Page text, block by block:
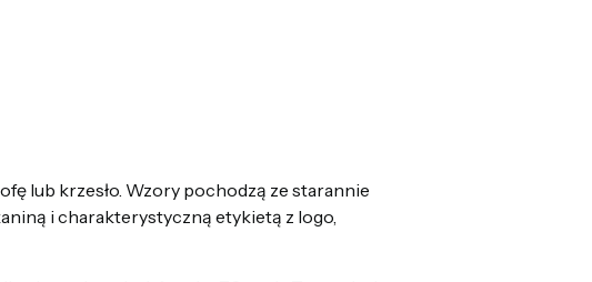
lub krzesło. Wzory pochodzą ze starannie
i charakterystyczną etykietą z logo,